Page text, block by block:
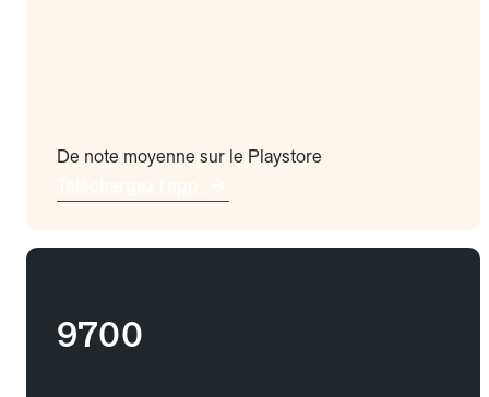
De note moyenne sur le Playstore
9700